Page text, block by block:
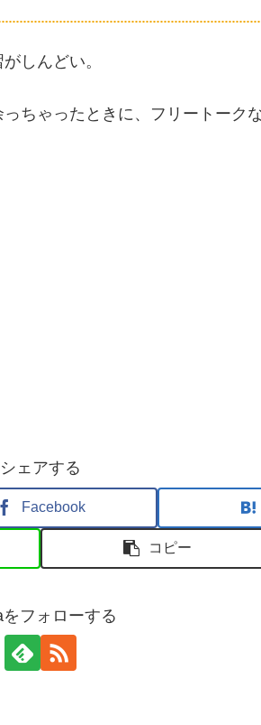
しんどい。
ちゃったときに、フリートーク
シェアする
Facebook
コピー
をフォローする